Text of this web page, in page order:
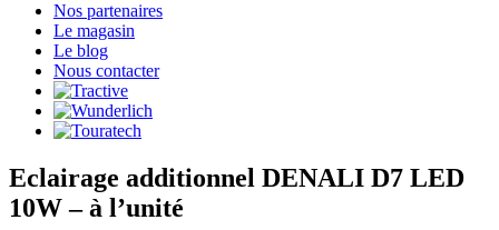
Nos partenaires
Le magasin
Le blog
Nous contacter
Eclairage additionnel DENALI D7 LED
10W – à l’unité